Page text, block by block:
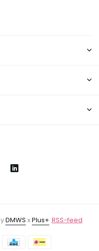
DMWS xPlus+ RSS-feed